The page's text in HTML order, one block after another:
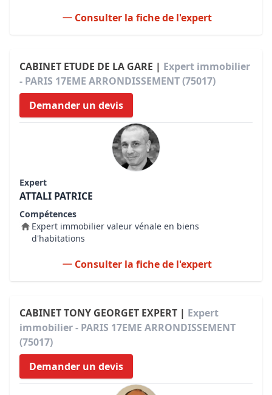
Consulter la fiche de l'expert
CABINET ETUDE DE LA GARE | Expert immobilier
- PARIS 17EME ARRONDISSEMENT (75017)
Demander un devis
Expert
ATTALI PATRICE
Compétences
Expert immobilier valeur vénale en biens
d'habitations
Consulter la fiche de l'expert
CABINET TONY GEORGET EXPERT | Expert
immobilier - PARIS 17EME ARRONDISSEMENT
(75017)
Demander un devis